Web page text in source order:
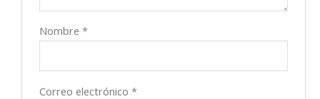
Nombre*
Correo electrónico*